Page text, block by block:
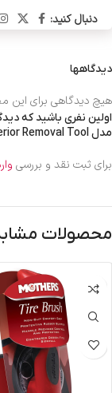
دنبال کنید:
دیدگاهها
هیچ دیدگاهی برای
اولین نفری باشید که
مدل KTM Car Interior Removal Tool”
برای ثبت نقد و بررسی
محصولات